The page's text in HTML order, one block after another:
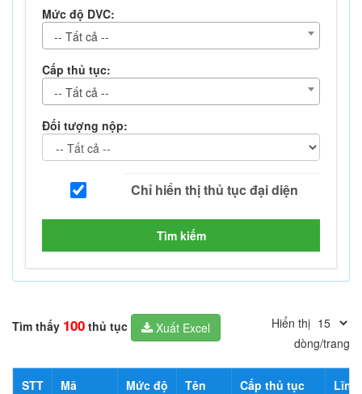
Mức độ DVC:
-- Tất cả --
Cấp thủ tục:
-- Tất cả --
Đối tượng nộp:
Tìm kiếm
Tìm thấy 100 thủ tục Xuất Excel
Hiển thị
dòng/trang
STT
Mã
Mức độ
Tên
Cấp thủ tục
Lĩnh